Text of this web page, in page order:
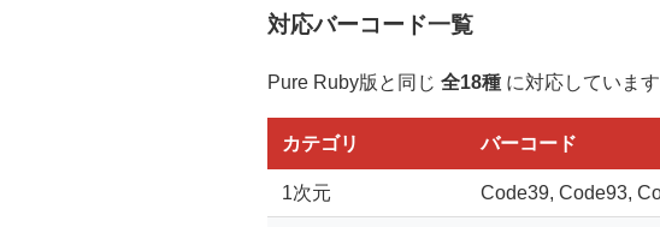
対応バーコード一覧
Pure Ruby版と同じ 全18種 に対応しています
カテゴリ バーコード
1次元 Code39, Code93,